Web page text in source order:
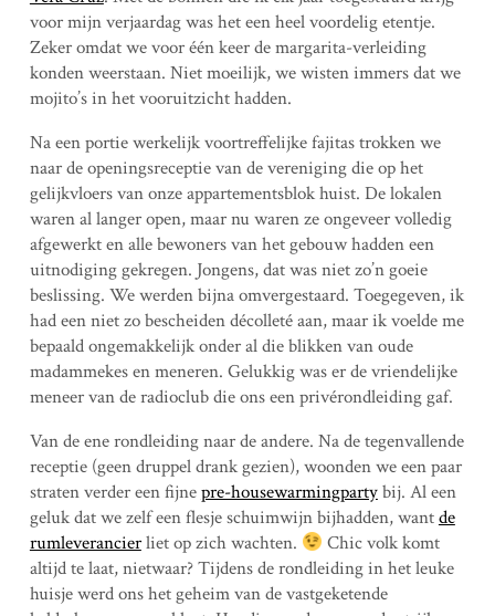
voor mijn verjaardag was het een heel voordelig etentje.
Zeker omdat we voor één keer de margarita-verleiding
konden weerstaan. Niet moeilijk, we wisten immers dat we
mojito’s in het vooruitzicht hadden.
Na een portie werkelijk voortreffelijke fajitas trokken we
naar de openingsreceptie van de vereniging die op het
gelijkvloers van onze appartementsblok huist. De lokalen
waren al langer open, maar nu waren ze ongeveer volledig
afgewerkt en alle bewoners van het gebouw hadden een
uitnodiging gekregen. Jongens, dat was niet zo’n goeie
beslissing. We werden bijna omvergestaard. Toegegeven, ik
had een niet zo bescheiden décolleté aan, maar ik voelde me
bepaald ongemakkelijk onder al die blikken van oude
madammekes en meneren. Gelukkig was er de vriendelijke
meneer van de radioclub die ons een privérondleiding gaf.
Van de ene rondleiding naar de andere. Na de tegenvallende
receptie (geen druppel drank gezien), woonden we een paar
straten verder een fijnepre-housewarmingpartybij. Al een
geluk dat we zelf een flesje schuimwijn bijhadden, wantde
rumleverancierliet op zich wachten.
Chic volk komt
altijd te laat, nietwaar? Tijdens de rondleiding in het leuke
huisje werd ons het geheim van de vastgeketende